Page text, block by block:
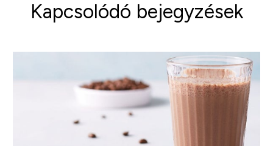
Kapcsolódó bejegyzések